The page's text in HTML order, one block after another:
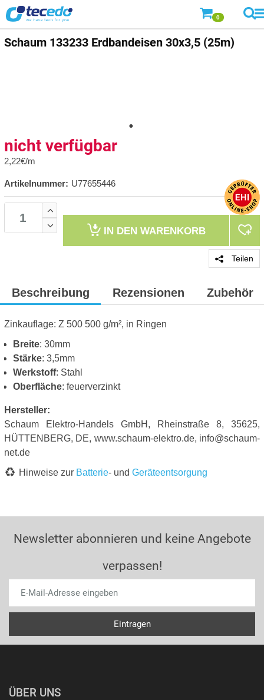
0
Schaum 133233 Erdbandeisen 30x3,5 (25m)
nicht verfügbar
2,22€/m
Artikelnummer: U77655446
IN DEN WARENKORB
Teilen
Beschreibung Rezensionen Zubehör
Zinkauflage: Z 500 500 g/m², in Ringen
Breite: 30mm
Stärke: 3,5mm
Werkstoff: Stahl
Oberfläche: feuerverzinkt
Hersteller:
Schaum Elektro-Handels GmbH, Rheinstraße 8, 35625,
HÜTTENBERG, DE, www.schaum-elektro.de, info@schaum-
net.de
Hinweise zur Batterie- und Geräteentsorgung
Newsletter abonnieren und keine Angebote
verpassen!
ÜBER UNS